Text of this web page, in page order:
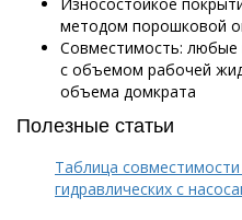
методом порошковой
Совместимость: любые
с объемом рабочей
объема домкрата
Полезные статьи
Таблица
гидравлических с